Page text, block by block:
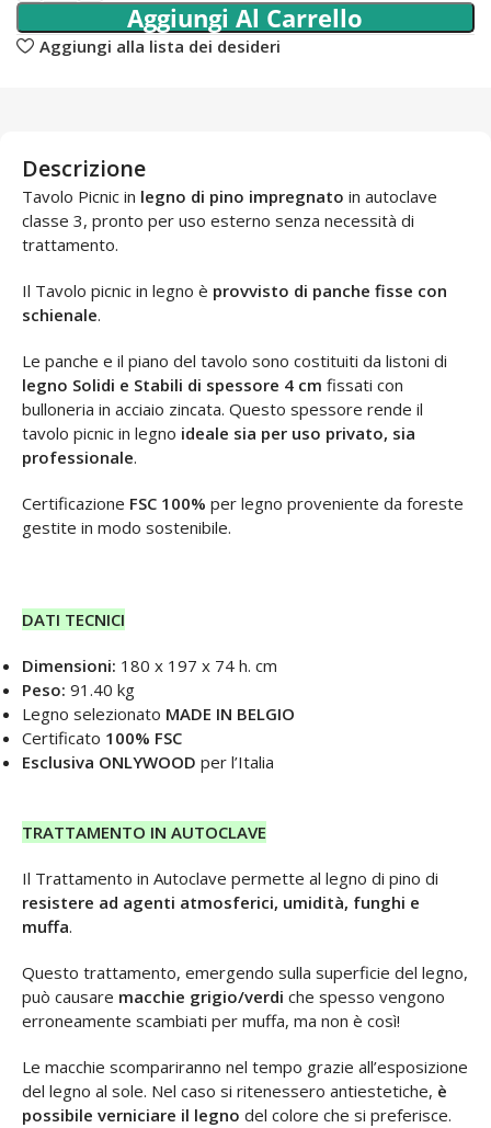
Aggiungi Al Carrello
Aggiungi alla lista dei desideri
Descrizione
Tavolo Picnic in legno di pino impregnato in autoclave
classe 3, pronto per uso esterno senza necessità di
trattamento.
Il Tavolo picnic in legno è provvisto di panche fisse con
schienale.
Le panche e il piano del tavolo sono costituiti da listoni di
legno Solidi e Stabili di spessore 4 cm fissati con
bulloneria in acciaio zincata. Questo spessore rende il
tavolo picnic in legno ideale sia per uso privato, sia
professionale.
Certificazione FSC 100% per legno proveniente da foreste
gestite in modo sostenibile.
DATI TECNICI
Dimensioni: 180 x 197 x 74 h. cm
Peso: 91.40 kg
Legno selezionato MADE IN BELGIO
Certificato 100% FSC
Esclusiva ONLYWOOD per l’Italia
TRATTAMENTO IN AUTOCLAVE
Il Trattamento in Autoclave permette al legno di pino di
resistere ad agenti atmosferici, umidità, funghi e
muffa.
Questo trattamento, emergendo sulla superficie del legno,
può causare macchie grigio/verdi che spesso vengono
erroneamente scambiati per muffa, ma non è così!
Le macchie scompariranno nel tempo grazie all’esposizione
del legno al sole. Nel caso si ritenessero antiestetiche, è
possibile verniciare il legno del colore che si preferisce.